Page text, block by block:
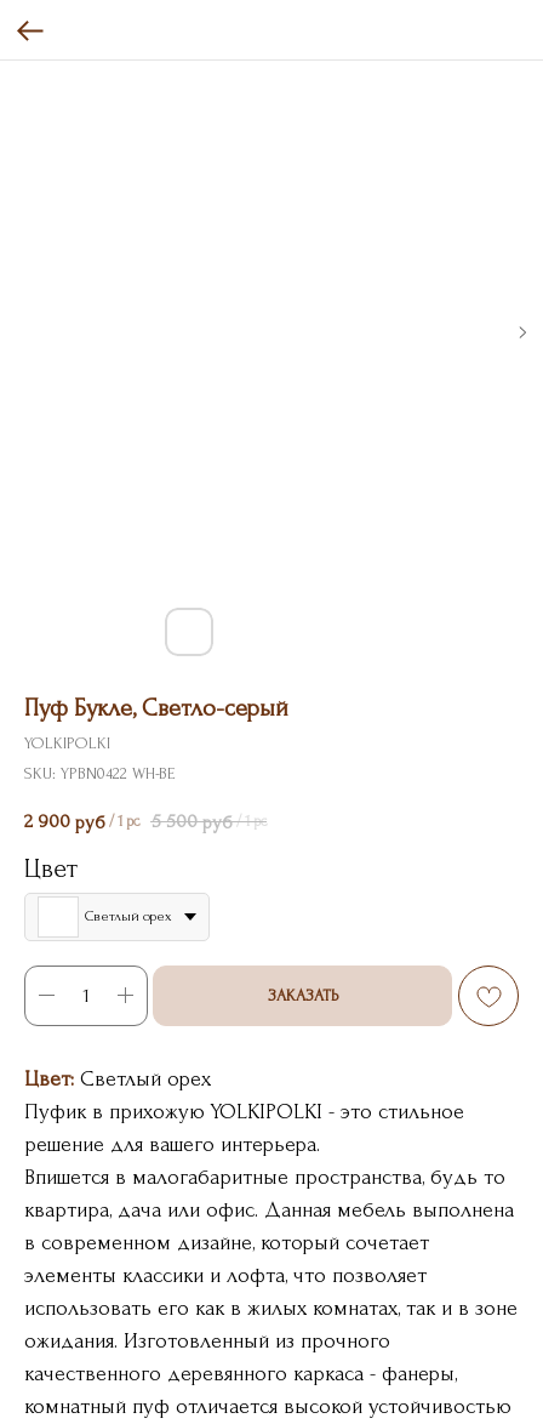
Пуф Букле, Светло-серый
YOLKIPOLKI
SKU: YPBN0422 WH-BE
2 900 руб / 1 pc 5 500 руб / 1 pc
Цвет
Светлый орех
ЗАКАЗАТЬ
Цвет: Светлый орех
Пуфик в прихожую YOLKIPOLKI - это стильное
решение для вашего интерьера.
Впишется в малогабаритные пространства, будь то
квартира, дача или офис. Данная мебель выполнена
в современном дизайне, который сочетает
элементы классики и лофта, что позволяет
использовать его как в жилых комнатах, так и в зоне
ожидания. Изготовленный из прочного
качественного деревянного каркаса - фанеры,
комнатный пуф отличается высокой устойчивостью